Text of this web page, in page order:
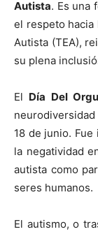
Autista. Es una
el respeto hacia
Autista (TEA),
su plena
El Día Del
18 de junio.
la negatividad
autista como
seres humanos.
El autismo, o